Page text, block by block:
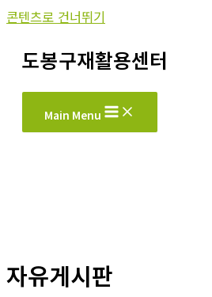
콘텐츠로 건너뛰기
도봉구재활용센터
Main Menu
자유게시판